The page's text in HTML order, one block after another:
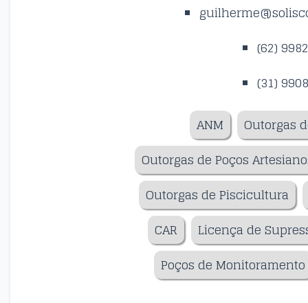
(62)
(31)
ANM
Outorgas
Outorgas de Poços
Outorgas de Piscicultura
CAR
Licença de
Poços de Monitoramento